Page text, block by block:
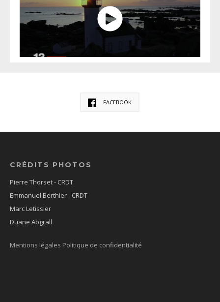
FACEBOOK
CRÉDITS PHOTOS
Pierre Thorset - CRDT
Emmanuel Berthier - CRDT
Marc Letissier
Duane Abgrall
Mentions légales Politique de confidentialité